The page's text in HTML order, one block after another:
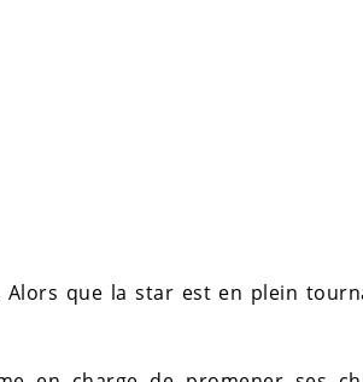
Alors que la star est en plein